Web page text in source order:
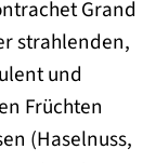
Grand
strahlenden,
und
Früchten
(Haselnuss,